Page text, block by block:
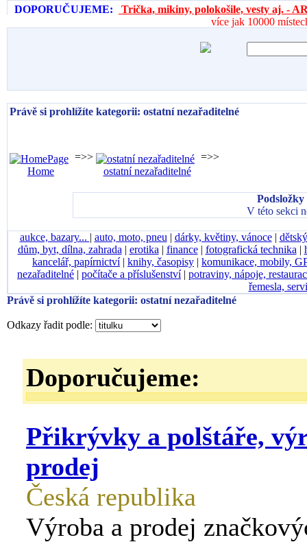
DOPORUČUJEME:
Trička, mikiny, polokošile, vesty aj. -
více jak 10000
Právě si prohlížíte kategorii: ostatní nezařaditelné
Home
=>>
ostatní nezařaditelné
=>>
V této sekci
aukce, bazary... | auto, moto, pneu | dárky, květiny, vánoce|
dům, byt, dílna, zahrada | erotika | finance| fotografická technika |
kancelář, papírnictví| knihy, časopisy | komunikace, mobily,
nezařaditelné | počítače a příslušenství| potraviny, nápoje,
řemesla,
Právě si prohlížíte kategorii: ostatní nezařaditelné
Odkazy řadit podle:
Doporučujeme:
Přikrývky a polštáře,
prodej
Česká republika
Výroba a prodej